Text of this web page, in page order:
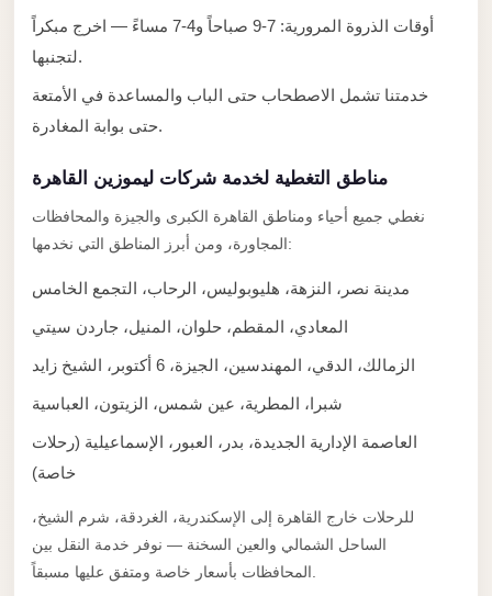
أوقات الذروة المرورية: 7-9 صباحاً و4-7 مساءً — اخرج مبكراً
لتجنبها.
خدمتنا تشمل الاصطحاب حتى الباب والمساعدة في الأمتعة
حتى بوابة المغادرة.
مناطق التغطية لخدمة شركات ليموزين القاهرة
نغطي جميع أحياء ومناطق القاهرة الكبرى والجيزة والمحافظات
المجاورة، ومن أبرز المناطق التي نخدمها:
مدينة نصر، النزهة، هليوبوليس، الرحاب، التجمع الخامس
المعادي، المقطم، حلوان، المنيل، جاردن سيتي
الزمالك، الدقي، المهندسين، الجيزة، 6 أكتوبر، الشيخ زايد
شبرا، المطرية، عين شمس، الزيتون، العباسية
العاصمة الإدارية الجديدة، بدر، العبور، الإسماعيلية (رحلات
خاصة)
للرحلات خارج القاهرة إلى الإسكندرية، الغردقة، شرم الشيخ،
الساحل الشمالي والعين السخنة — نوفر خدمة النقل بين
Airport
Limousine
Service
Airport
Limousine
shuttle
airport
Sheikh
Zayed
Taxi
sharm
Sharm
Sheikh